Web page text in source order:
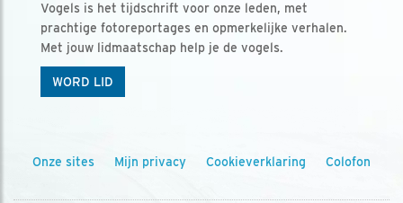
Vogels is het tijdschrift voor onze leden, met
prachtige fotoreportages en opmerkelijke verhalen.
Met jouw lidmaatschap help je de vogels.
WORD LID
Onze sites Mijn privacy Cookieverklaring Colofon